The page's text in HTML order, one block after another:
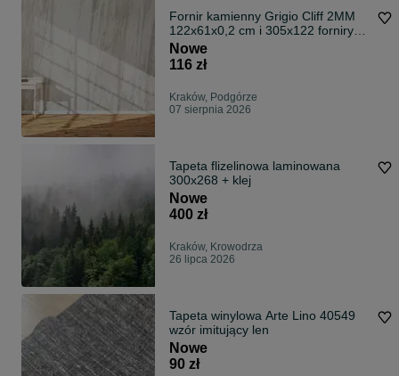
Fornir kamienny Grigio Cliff 2MM
122x61x0,2 cm i 305x122 forniry
tapety kamienne kamień dekoracja
Nowe
116 zł
Kraków, Podgórze
07 sierpnia 2026
Tapeta flizelinowa laminowana
300x268 + klej
Nowe
400 zł
Kraków, Krowodrza
26 lipca 2026
Tapeta winylowa Arte Lino 40549
wzór imitujący len
Nowe
90 zł